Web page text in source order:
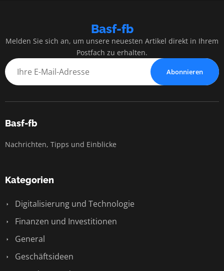
Basf-fb
Melden Sie sich an, um unsere neuesten Artikel direkt in Ihrem
Postfach zu erhalten.
Abonnieren
Basf-fb
Nachrichten, Tipps und Einblicke
Kategorien
Digitalisierung und Technologie
Finanzen und Investitionen
General
Geschäftsideen